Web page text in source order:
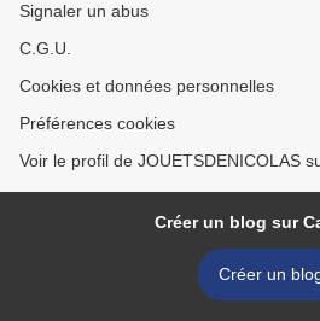
Signaler un abus
C.G.U.
Cookies et données personnelles
Préférences cookies
Voir le profil de JOUETSDENICOLAS
Créer un blog sur
Créer un